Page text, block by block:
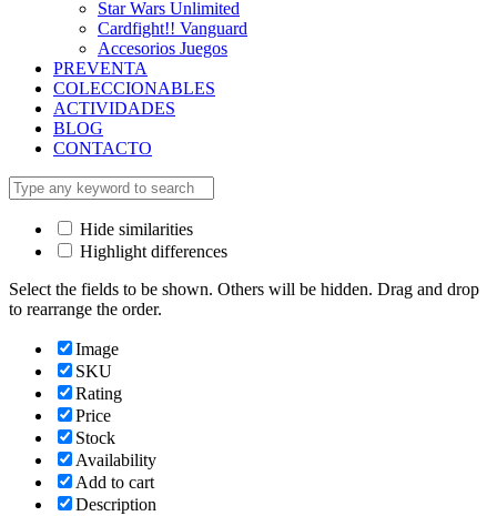
Star Wars Unlimited
Cardfight!! Vanguard
Accesorios Juegos
PREVENTA
COLECCIONABLES
ACTIVIDADES
BLOG
CONTACTO
Hide similarities
Highlight differences
Select the fields to be shown. Others will be hidden. Drag and drop
to rearrange the order.
Image
SKU
Rating
Price
Stock
Availability
Add to cart
Description